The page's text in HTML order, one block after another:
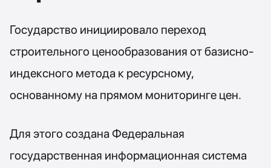
Государство инициировало переход
строительного ценообразования от базисно-
индексного метода к ресурсному,
основанному на прямом мониторинге цен.
Для этого создана Федеральная
государственная информационная система